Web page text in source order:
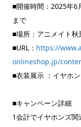
■開催時間：2025年6
まで
■場所：アニメイト秋
■URL： https://
onlineshop.jp/
■衣装展示 ：イヤホ
■キャンペーン詳細
1会計でイヤホンズ